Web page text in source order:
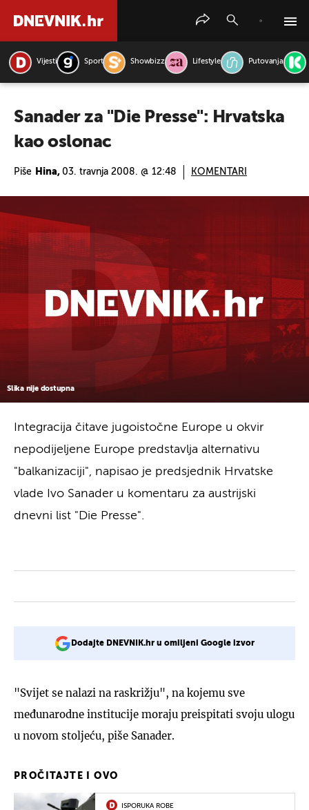
Vijesti Sport Showbizz Lifestyle Putovanja
Sanader za "Die Presse": Hrvatska
kao oslonac
Piše Hina, 03. travnja 2008. @ 12:48 KOMENTARI
Slika nije dostupna
Integracija čitave jugoistočne Europe u okvir
nepodijeljene Europe predstavlja alternativu
"balkanizaciji", napisao je predsjednik Hrvatske
vlade Ivo Sanader u komentaru za austrijski
dnevni list "Die Presse".
Dodajte DNEVNIK.hr u omiljeni Google izvor
"Svijet se nalazi na raskrižju", na kojemu sve
međunarodne institucije moraju preispitati svoju ulogu
u novom stoljeću, piše Sanader.
PROČITAJTE I OVO
ISPORUKA ROBE
PRETRAŽITE VIJESTI